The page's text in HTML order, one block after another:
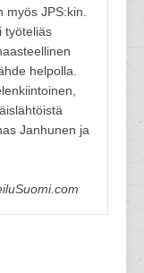
JPS:kin.
työteliäs
helpolla.
Janhunen ja